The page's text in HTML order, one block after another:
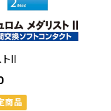
トII
商品